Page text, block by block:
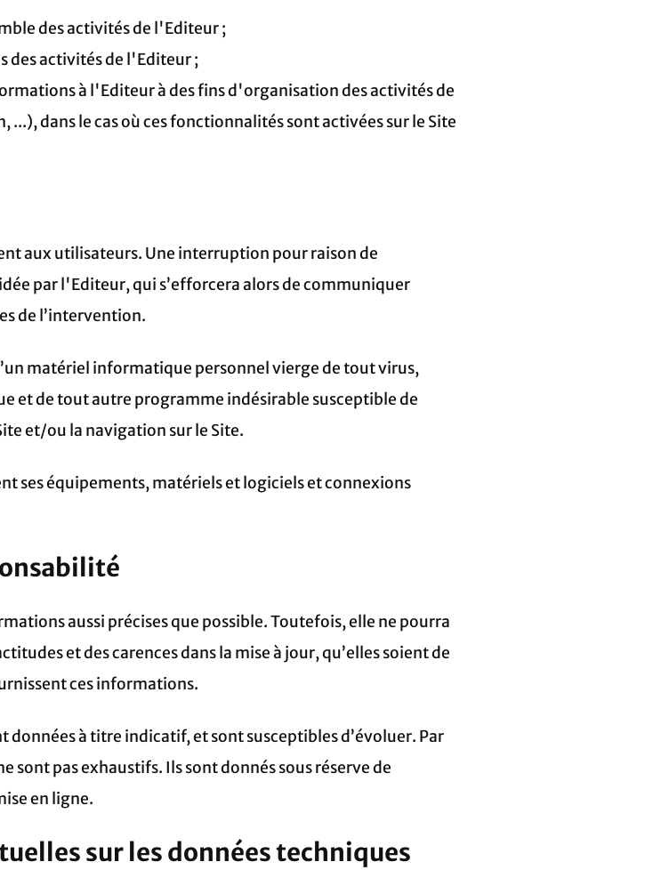
des activités de l'Editeur ;
des activités de l'Editeur ;
à l'Editeur à des fins d'organisation des activités de
dans le cas où ces fonctionnalités sont activées sur le Site
aux utilisateurs. Une interruption pour raison de
par l'Editeur, qui s’efforcera alors de communiquer
de l’intervention.
matériel informatique personnel vierge de tout virus,
et de tout autre programme indésirable susceptible de
et/ou la navigation sur le Site.
ses équipements, matériels et logiciels et connexions
aussi précises que possible. Toutefois, elle ne pourra
et des carences dans la mise à jour, qu’elles soient de
ces informations.
à titre indicatif, et sont susceptibles d’évoluer. Par
sont pas exhaustifs. Ils sont donnés sous réserve de
en ligne.
sur les données techniques